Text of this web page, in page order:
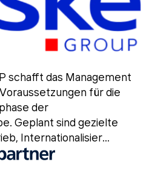
schafft das Management
für die
der
Geplant sind gezielte
Internationalisier...